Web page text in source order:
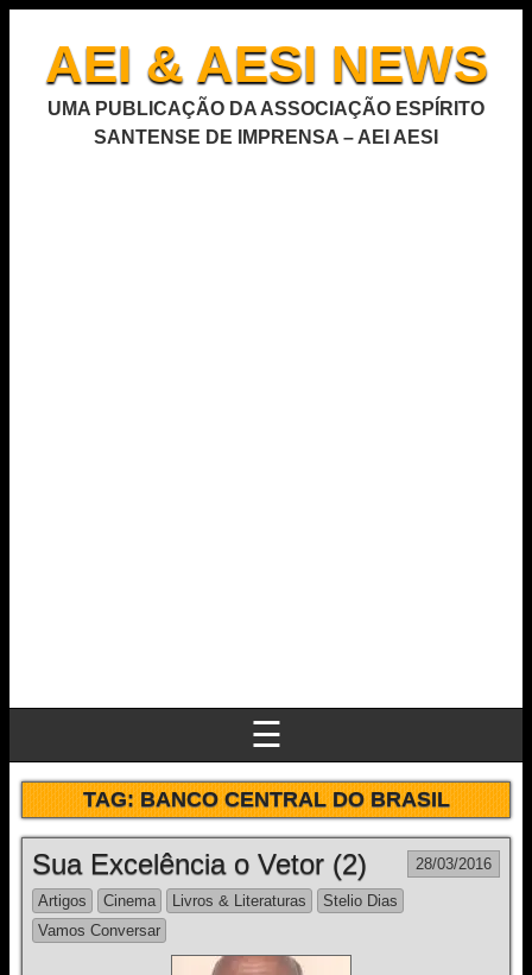
AEI & AESI NEWS
UMA PUBLICAÇÃO DA ASSOCIAÇÃO ESPÍRITO
SANTENSE DE IMPRENSA – AEI AESI
☰
TAG:BANCO CENTRAL DO BRASIL
Sua Excelência o Vetor (2) 28/03/2016
Artigos Cinema Livros & Literaturas
Stelio Dias
Vamos Conversar